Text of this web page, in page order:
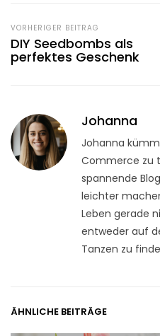
VORHERIGER BEITRAG
DIY Seedbombs als
perfektes Geschenk
Johanna
Johanna
Commerce zu
spannende
leichter
Leben gerade
entweder auf
Tanzen zu
ÄHNLICHE BEITRÄGE